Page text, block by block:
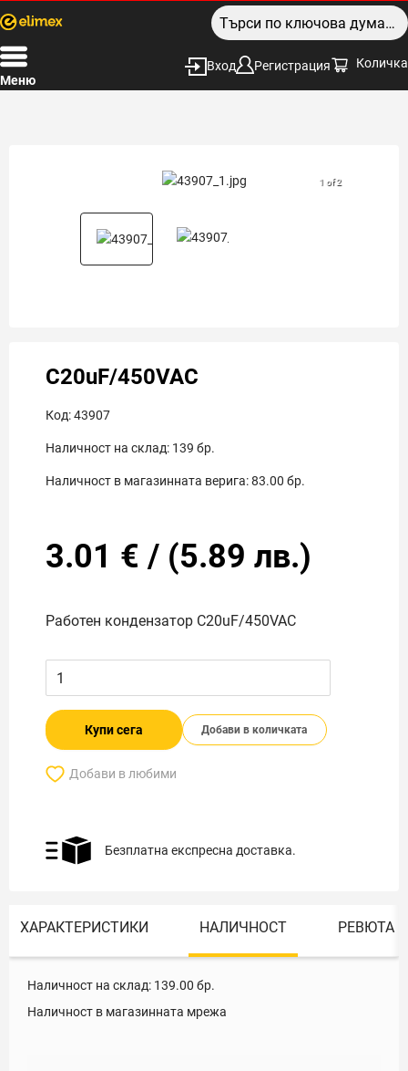
Меню
Вход Регистрация Количка
1 of 2
C20uF/450VAC
Код:43907
Наличност на склад: 139 бр.
Наличност в магазинната верига:83.00 бр.
3.01 € / (5.89 лв.)
Работен кондензатор C20uF/450VAC
Купи сега Добави в количката
Добави в любими
Безплатна експресна доставка.
ХАРАКТЕРИСТИКИ НАЛИЧНОСТ РЕВЮТА
Наличност на склад: 139.00 бр.
Наличност в магазинната мрежа